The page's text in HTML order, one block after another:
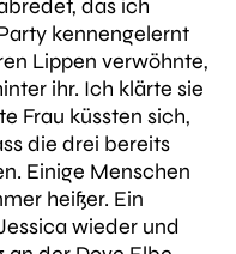
das ich
kennengelernt
Lippen verwöhnte,
ihr. Ich klärte sie
Frau küssten sich,
die drei bereits
Einige Menschen
heißer. Ein
wieder und